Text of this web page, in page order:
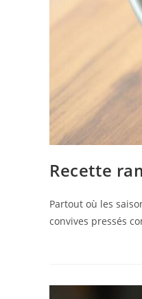
Recette
Partout où les
convives pressés